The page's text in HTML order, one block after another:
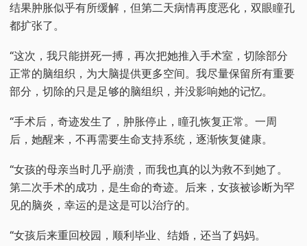
结果肿胀似乎有所缓解，但第二天病情再度恶化，双眼瞳孔
都扩张了。
“这次，我只能拼死一搏，再次把她推入手术室，切除部分
正常的脑组织，为大脑提供更多空间。我尽量保留所有重要
部分，切除的只是足够的脑组织，并没影响她的记忆。
“手术后，奇迹发生了，肿胀停止，瞳孔恢复正常。一周
后，她醒来，不再需要生命支持系统，逐渐恢复健康。
“女孩的母亲当时几乎崩溃，而我也真的以为救不到她了。
第二次手术的成功，是生命的奇迹。后来，女孩被诊断为罕
见的脑炎，幸运的是这是可以治疗的。
“女孩后来重回校园，顺利毕业、结婚，还当了妈妈。